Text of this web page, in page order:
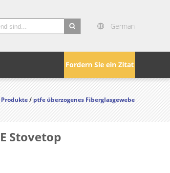
German
Fordern Sie ein Zitat
Produkte/ptfe überzogenes Fiberglasgewebe
Stovetop